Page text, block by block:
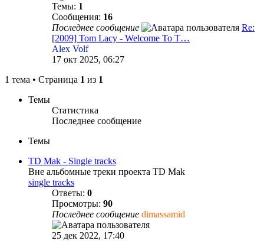
Темы: 1
Сообщения: 16
Последнее сообщение
Re:
[2009] Tom Lacy - Welcome To T…
Alex Volf
17 окт 2025, 06:27
1 тема • Страница 1 из 1
Темы
Статистика
Последнее сообщение
Темы
TD Mak - Single tracks
Вне альбомные треки проекта TD Mak
single tracks
Ответы: 0
Просмотры: 90
Последнее сообщение dimassamid
25 дек 2022, 17:40